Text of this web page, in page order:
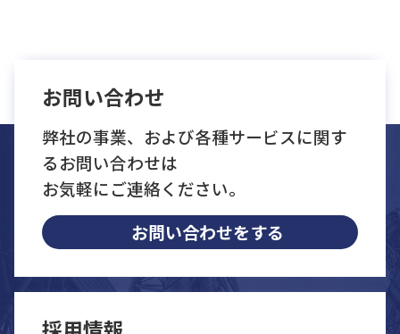
お問い合わせ
弊社の事業、および各種サービスに関す
るお問い合わせは
お気軽にご連絡ください。
お問い合わせをする